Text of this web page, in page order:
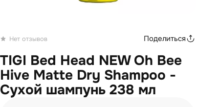
Нет отзывов Поделиться
TIGI Bed Head NEW Oh Bee
Hive Matte Dry Shampoo -
Сухой шампунь 238 мл